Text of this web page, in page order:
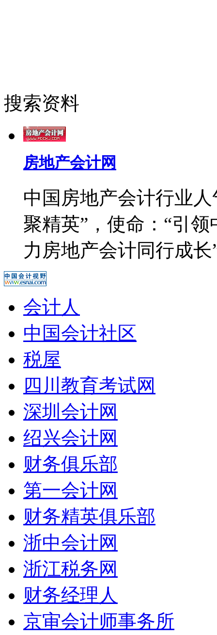
搜索资料
房地产会计网
中国房地产会计行业
聚精英”，使命：“引
力房地产会计同行成长
会计人
中国会计社区
税屋
四川教育考试网
深圳会计网
绍兴会计网
财务俱乐部
第一会计网
财务精英俱乐部
浙中会计网
浙江税务网
财务经理人
京审会计师事务所